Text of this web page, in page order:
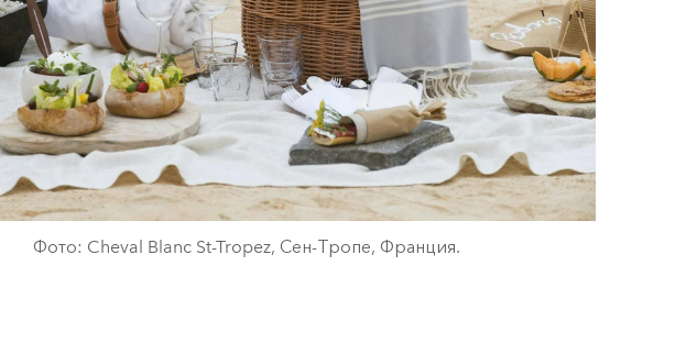
Фото: Cheval Blanc St-Tropez, Сен-Тропе, Франция.